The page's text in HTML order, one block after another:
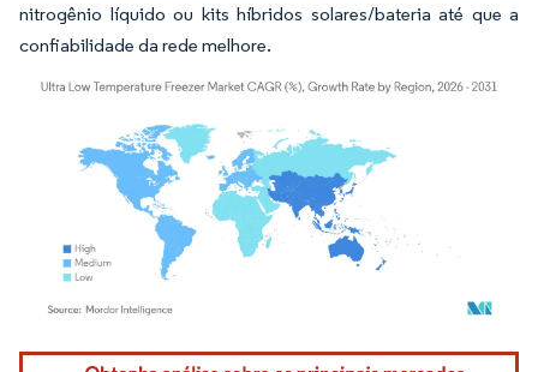
nitrogênio líquido ou kits híbridos solares/bateria até que a
confiabilidade da rede melhore.
Imagem © Mordor Intelligence. O reuso requer atribuição conforme CC BY 4.0.